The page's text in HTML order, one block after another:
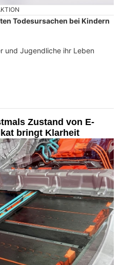
Todesursachen bei Kindern
und Jugendliche ihr Leben
Zustand von E-
bringt Klarheit